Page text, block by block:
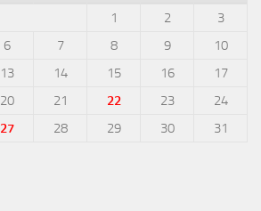
1
2
3
6 7 8 9
10
13 14 15 16
17
20 21 22 23
24
27 28 29 30
31